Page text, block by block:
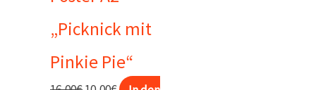
„Picknick mit
Pinkie Pie“